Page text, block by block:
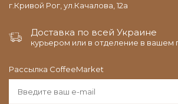
г.Кривой Рог, ул.Качалова, 12а
Доставка по всей Украине
курьером или в отделение в вашем
Рассылка CoffeeMarket